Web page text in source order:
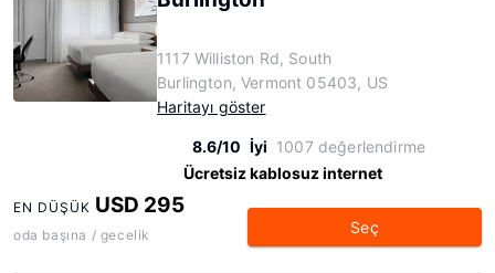
1117 Williston Rd, South
Burlington, Vermont 05403, US
Haritayı göster
8.6/10 İyi 1007 değerlendirme
Ücretsiz kablosuz internet
EN DÜŞÜK USD 295
oda başına / gecelik Seç